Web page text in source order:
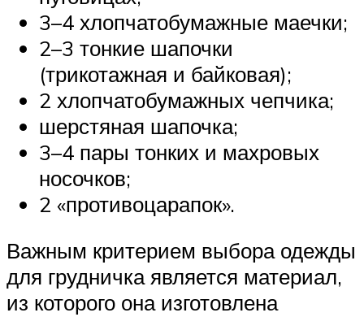
3–4 хлопчатобумажные маечки;
2–3 тонкие шапочки
(трикотажная и байковая);
2 хлопчатобумажных чепчика;
шерстяная шапочка;
3–4 пары тонких и махровых
носочков;
2 «противоцарапок».
Важным критерием выбора одежды
для грудничка является материал,
из которого она изготовлена